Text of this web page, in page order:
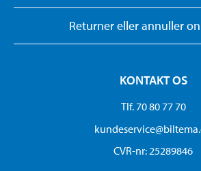
Returner eller annuller
KONTAKT OS
Tlf. 70 80 77 70
CVR-nr: 25289846